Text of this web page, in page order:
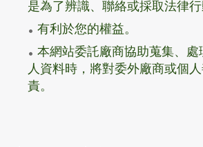
是為了辨識、聯絡或採取法律行
有利於您的權益。
本網站委託廠商協助蒐集、處
人資料時，將對委外廠商或個
責。